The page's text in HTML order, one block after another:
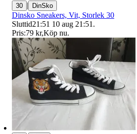
30 | DinSko
Dinsko Sneakers, Vit, Storlek 30
Sluttid21:51 10 aug 21:51 .
Pris:79 kr,Köp nu.